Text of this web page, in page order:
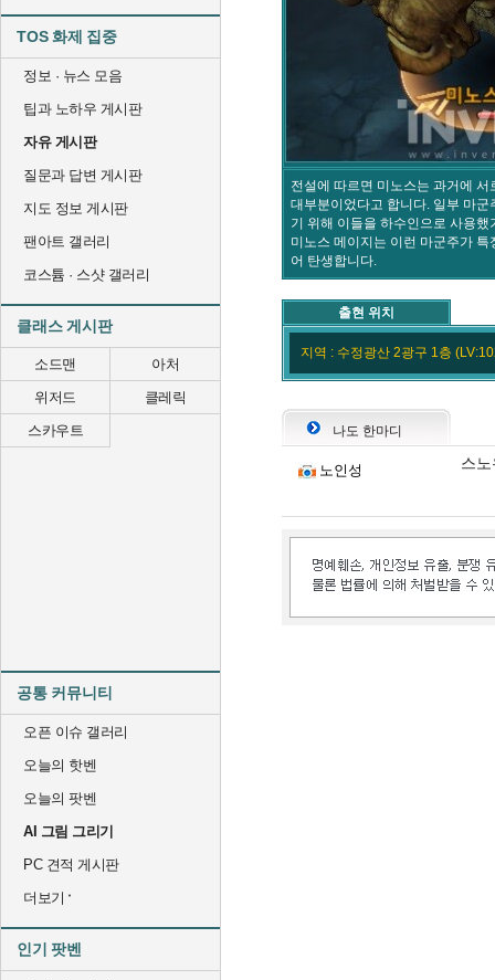
TOS 화제 집중
정보 · 뉴스 모음
팁과 노하우 게시판
자유 게시판
질문과 답변 게시판
지도 정보 게시판
팬아트 갤러리
코스튬 · 스샷 갤러리
클래스 게시판
소드맨
아처
위저드
클레릭
스카우트
공통 커뮤니티
오픈 이슈 갤러리
오늘의 핫벤
오늘의 팟벤
AI 그림 그리기
PC 견적 게시판
더보기
인기 팟벤
전설에 따르면 미노스는 과거에
대부분이었다고 합니다. 일부 마
기 위해 이들을 하수인으로 사용
미노스 메이지는 이런 마군주가
어 탄생합니다.
출현 위치
지역 : 수정광산 2광구 1층
나도 한마디
노인성 스